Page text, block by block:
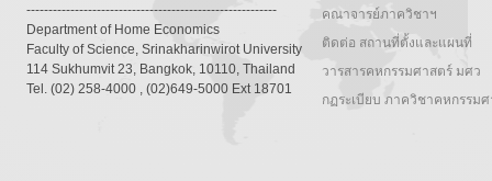
---------------------------------------------------------
Department of Home Economics
Faculty of Science, Srinakharinwirot University
114 Sukhumvit 23, Bangkok, 10110, Thailand
Tel. (02) 258-4000 , (02)649-5000 Ext 18701
คณาจารย์ภาควิชาฯ
ติดต่อ สถานที่ตั้งและแผนที่
วารสารคหกรรมศาสตร์ มศว
กฏระเบียบ ภาควิชาคหกรรม